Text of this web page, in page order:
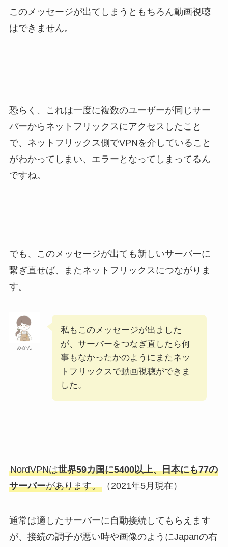
このメッセージが出てしまうともちろん動画視聴
はできません。
恐らく、これは一度に複数のユーザーが同じサー
バーからネットフリックスにアクセスしたこと
で、ネットフリックス側でVPNを介していること
がわかってしまい、エラーとなってしまってるん
ですね。
でも、このメッセージが出ても新しいサーバーに
繋ぎ直せば、またネットフリックスにつながりま
す。
みかん
私もこのメッセージが出ました
が、サーバーをつなぎ直したら何
事もなかったかのようにまたネッ
トフリックスで動画視聴ができま
した。
NordVPNは世界59カ国に5400以上、日本にも77の
サーバーがあります。（2021年5月現在）
通常は適したサーバーに自動接続してもらえます
が、接続の調子が悪い時や画像のようにJapanの右